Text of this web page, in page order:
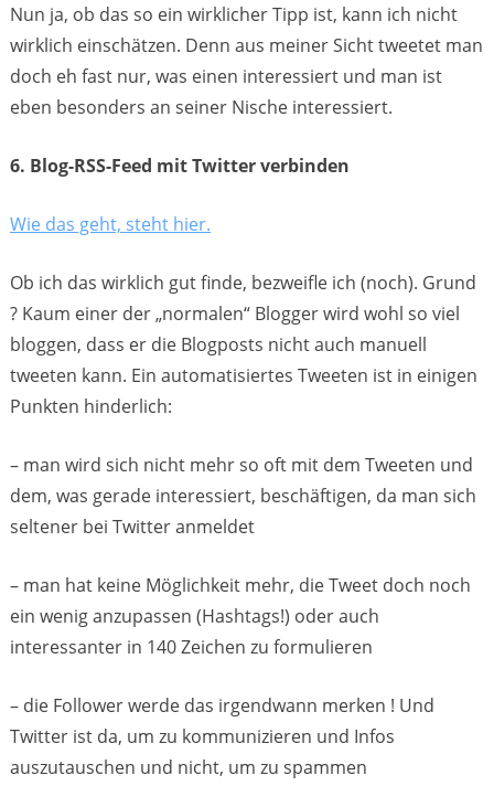
Nun ja, ob das so ein wirklicher Tipp ist, kann ich nicht
wirklich einschätzen. Denn aus meiner Sicht tweetet man
doch eh fast nur, was einen interessiert und man ist
eben besonders an seiner Nische interessiert.
6. Blog-RSS-Feed mit Twitter verbinden
Wie das geht, steht hier.
Ob ich das wirklich gut finde, bezweifle ich (noch). Grund
? Kaum einer der „normalen“ Blogger wird wohl so viel
bloggen, dass er die Blogposts nicht auch manuell
tweeten kann. Ein automatisiertes Tweeten ist in einigen
Punkten hinderlich:
– man wird sich nicht mehr so oft mit dem Tweeten und
dem, was gerade interessiert, beschäftigen, da man sich
seltener bei Twitter anmeldet
– man hat keine Möglichkeit mehr, die Tweet doch noch
ein wenig anzupassen (Hashtags!) oder auch
interessanter in 140 Zeichen zu formulieren
– die Follower werde das irgendwann merken ! Und
Twitter ist da, um zu kommunizieren und Infos
auszutauschen und nicht, um zu spammen